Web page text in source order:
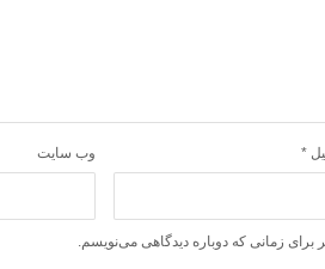
* وب‌ سایت
زمانی که دوباره دیدگاهی می‌نویسم.